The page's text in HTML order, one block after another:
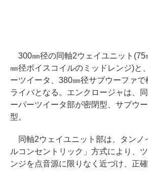
300㎜径の同軸2ウェイユニット(75
㎜径ボイスコイルのミッドレンジ)と
ーツイータ、380㎜径サブウーファで
ライバとなる。エンクロージャは、
ーパーツイータ部が密閉型、サブウ
型。
同軸2ウェイユニット部は、タンノ
ルコンセントリック」方式により、
ンジを点音源に限りなく近づけ、正